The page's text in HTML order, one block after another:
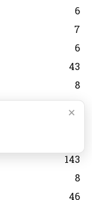
6
7
6
43
8
12
143
8
46
×